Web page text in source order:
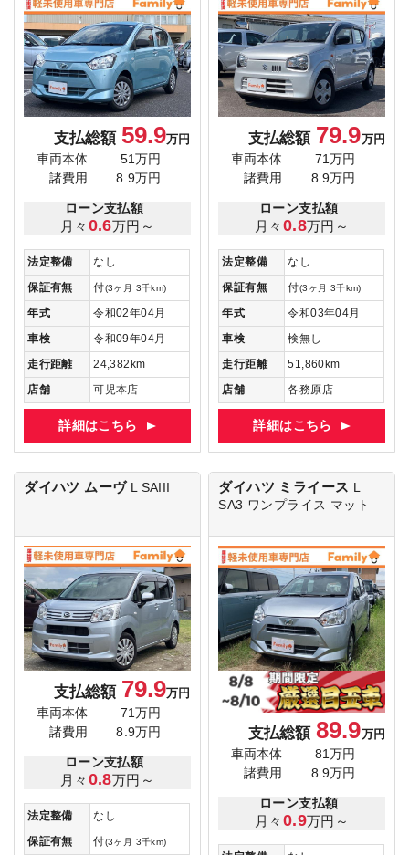
支払総額 59.9万円
車両本体
51万円
諸費用
8.9万円
ローン支払額
月々 0.6万円～
法定整備
なし
保証有無
付(3ヶ月 3千km)
年式
令和02年04月
車検
令和09年04月
走行距離
24,382km
店舗
可児本店
詳細はこちら
支払総額 79.9万円
車両本体
71万円
諸費用
8.9万円
ローン支払額
月々 0.8万円～
法定整備
なし
保証有無
付(3ヶ月 3千km)
年式
令和03年04月
車検
検無し
走行距離
51,860km
店舗
各務原店
詳細はこちら
ダイハツ ムーヴ L SAIII
支払総額 79.9万円
車両本体
71万円
諸費用
8.9万円
ローン支払額
月々 0.8万円～
法定整備
なし
保証有無
付(3ヶ月 3千km)
ダイハツ ミライース
SA3 ワンプライス マット
支払総額 89.9万円
車両本体
81万円
諸費用
8.9万円
ローン支払額
月々 0.9万円～